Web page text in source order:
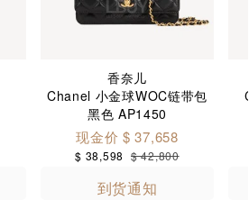
香奈儿
Chanel 小金球WOC链带包
黑色 AP1450
现金价 $ 37,658
$ 38,598 $ 42,800
到货通知